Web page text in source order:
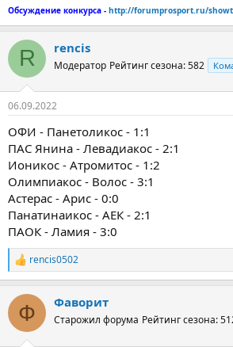
Обсуждение конкурса - http://forumprosport.ru/
R rencis
Модератор Рейтинг сезона: 582
06.09.2022
ОФИ - Панетоликос - 1:1
ПАС Янина - Левадиакос - 2:1
Ионикос - Атромитос - 1:2
Олимпиакос - Волос - 3:1
Астерас - Арис - 0:0
Панатинаикос - АЕК - 2:1
ПАОК - Ламия - 3:0
Р
е
к
ц
и
rencis0502
Ф Фаворит
Старожил форума Рейтинг сезона: